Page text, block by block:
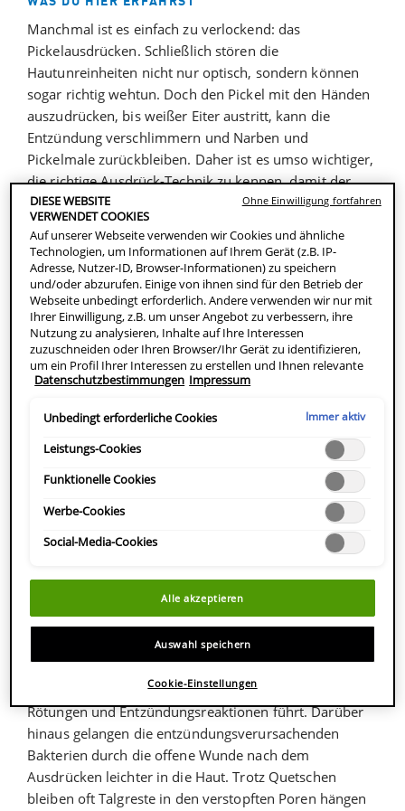
Manchmal ist es einfach zu verlockend: das
Pickelausdrücken. Schließlich stören die
Hautunreinheiten nicht nur optisch, sondern können
sogar richtig wehtun. Doch den Pickel mit den Händen
auszudrücken, bis weißer Eiter austritt, kann die
Entzündung verschlimmern und Narben und
Pickelmale zurückbleiben. Daher ist es umso wichtiger,
die richtige Ausdrück-Technik zu kennen, damit der
Pickel möglichst verschwindet, ohne Spuren zu
hinterlassen. Wie das geht, erfährst du hier.
ÜBERBLICK
Warum sollte man keine Pickel ausdrücken?
Wie klappt Pickelausdrücken möglichst effektiv und
schonend?
Warum sollte man keine Pickel
ausdrücken?
Mit einem gezielten Handgriff und Druck auf die
richtigen Stellen rund um den Pickel ist das Gröbste
bereits erledigt – könnte man meinen. Allerdings ist
Pickelausdrücken selten von Erfolg gekrönt und kann
Unreinheiten oder Akne sogar verstärken. Denn
einerseits verteilen deine Finger Bakterien, Talg und
Schmutzpartikel auf der Haut. Andererseits kannst du
umliegende Porenwände beschädigen, was zu
Rötungen und Entzündungsreaktionen führt. Darüber
hinaus gelangen die entzündungsverursachenden
Bakterien durch die offene Wunde nach dem
Ausdrücken leichter in die Haut. Trotz Quetschen
bleiben oft Talgreste in den verstopften Poren hängen
DIESE WEBSITE
VERWENDET COOKIES
Auf unserer Webseite verwenden wir Cookies und ähnliche
Technologien, um Informationen auf Ihrem Gerät (z.B. IP-
Adresse, Nutzer-ID, Browser-Informationen) zu speichern
und/oder abzurufen. Einige von ihnen sind für den Betrieb der
Webseite unbedingt erforderlich. Andere verwenden wir nur mit
Ihrer Einwilligung, z.B. um unser Angebot zu verbessern, ihre
Nutzung zu analysieren, Inhalte auf Ihre Interessen
zuzuschneiden oder Ihren Browser/Ihr Gerät zu identifizieren,
um ein Profil Ihrer Interessen zu erstellen und Ihnen relevante
Werbung auf anderen Onlineangeboten zu zeigen. Sie können
ablehnen ("Ohne Einwilligung fortfahren") oder die
("Auswahl speichern"). Zudem können Sie Ihre Einstellungen
(unter dem Link "Cookie-Einstellungen") jederzeit aufrufen und
nachträglich anpassen. Weitere Informationen enthalten unsere
Datenschutzbestimmungen Impressum
Unbedingt erforderliche Cookies Immer aktiv
Leistungs-Cookies
Funktionelle Cookies
Werbe-Cookies
Social-Media-Cookies
Alle akzeptieren
Auswahl speichern
Cookie-Einstellungen
Ohne Einwilligung fortfahren